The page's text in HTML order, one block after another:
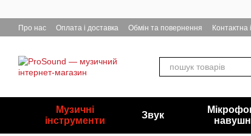
Про нас Оплата і доставка Обмін та повернення Контактна
Музичні
інструменти
Звук